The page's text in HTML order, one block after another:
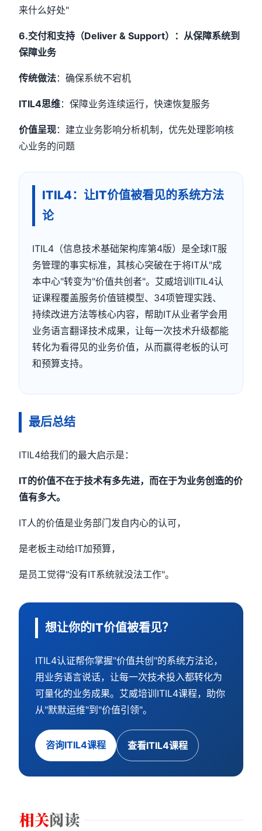
来什么好处"
6.交付和支持（Deliver & Support）：从保障系统到
保障业务
传统做法：确保系统不宕机
ITIL4思维：保障业务连续运行，快速恢复服务
价值呈现：建立业务影响分析机制，优先处理影响核
心业务的问题
ITIL4：让IT价值被看见的系统方法
论
ITIL4（信息技术基础架构库第4版）是全球IT服
务管理的事实标准，其核心突破在于将IT从"成
本中心"转变为"价值共创者"。艾威培训ITIL4认
证课程覆盖服务价值链模型、34项管理实践、
持续改进方法等核心内容，帮助IT从业者学会用
业务语言翻译技术成果，让每一次技术升级都能
转化为看得见的业务价值，从而赢得老板的认可
和预算支持。
最后总结
ITIL4给我们的最大启示是：
IT的价值不在于技术有多先进，而在于为业务创造的价
值有多大。
IT人的价值是业务部门发自内心的认可，
是老板主动给IT加预算，
是员工觉得"没有IT系统就没法工作"。
想让你的IT价值被看见？
ITIL4认证帮你掌握"价值共创"的系统方法论，
用业务语言说话，让每一次技术投入都转化为
可量化的业务成果。艾威培训ITIL4课程，助你
从"默默运维"到"价值引领"。
咨询ITIL4课程 查看ITIL4课程